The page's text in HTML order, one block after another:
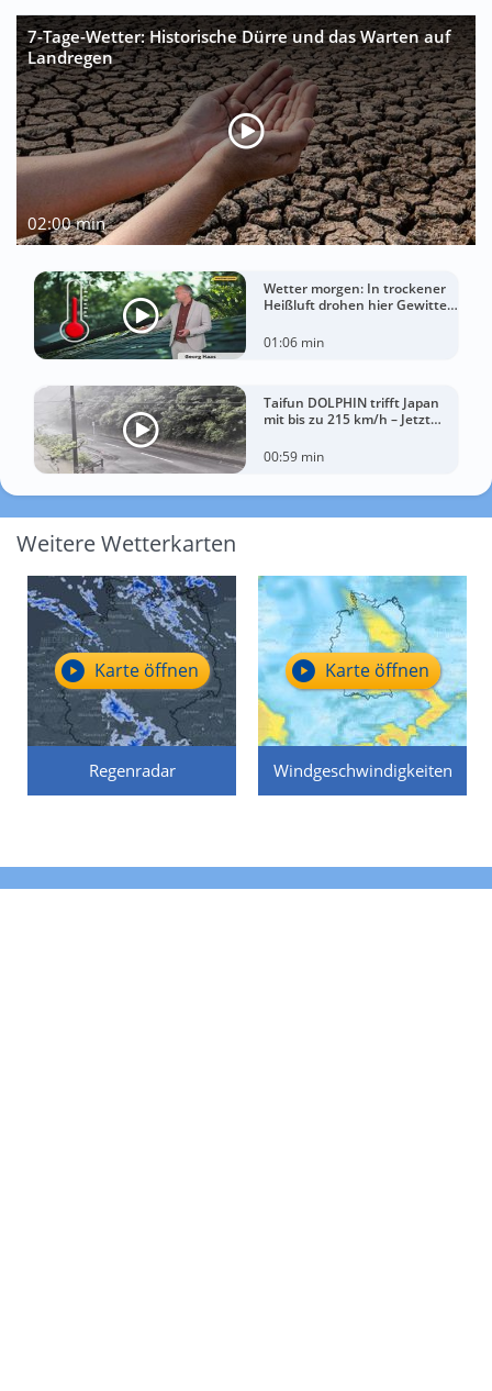
7-Tage-Wetter: Historische Dürre und das Warten auf
Landregen
02:00 min
Wetter morgen: In trockener
Heißluft drohen hier Gewitter
01:06 min
Taifun DOLPHIN trifft Japan
mit bis zu 215 km/h – Jetzt
00:59 min
Weitere Wetterkarten
Regenradar
Karte öffnen
Windgeschwindigkeiten
Karte öffnen